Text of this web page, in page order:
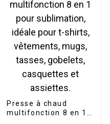
Presse à chaud
multifonction 8 en 1